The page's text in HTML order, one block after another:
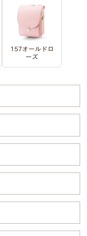
157オールドロ
ーズ
字を略称 明朝体
字を略称 明朝体